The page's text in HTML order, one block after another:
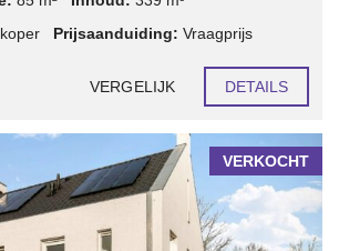
Prijsaanduiding: Vraagprijs
VERGELIJK DETAILS
VERKOCHT